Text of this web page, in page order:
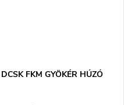
DCSK FKM GYÖKÉR HÚZÓ